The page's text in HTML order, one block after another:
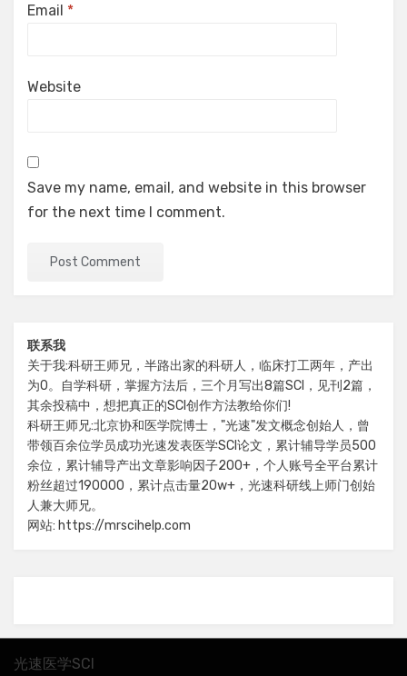
Email *
Website
Save my name, email, and website in this browser
for the next time I comment.
联系我
关于我:科研王师兄，半路出家的科研人，临床打工两年，产出
为0。自学科研，掌握方法后，三个月写出8篇SCI，见刊2篇，
其余投稿中，想把真正的SCI创作方法教给你们!
科研王师兄:北京协和医学院博士，"光速"发文概念创始人，曾
带领百余位学员成功光速发表医学SCI论文，累计辅导学员500
余位，累计辅导产出文章影响因子200+，个人账号全平台累计
粉丝超过190000，累计点击量20w+，光速科研线上师门创始
人兼大师兄。
网站: https://mrscihelp.com
光速医学SCI